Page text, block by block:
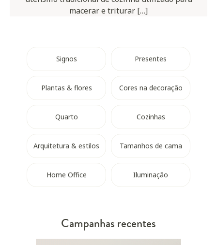
macerar e triturar […]
Signos Presentes
Plantas & flores Cores na decoração
Quarto Cozinhas
Arquitetura & estilos Tamanhos de cama
Home Office Iluminação
Campanhas recentes